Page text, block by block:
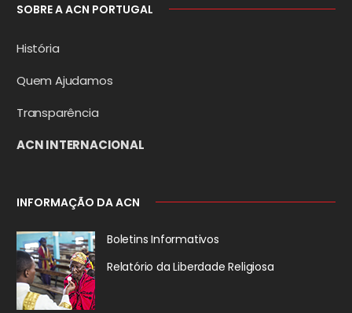
SOBRE A ACN PORTUGAL
História
Quem Ajudamos
Transparência
ACN INTERNACIONAL
INFORMAÇÃO DA ACN
Boletins Informativos
Relatório da Liberdade Religiosa